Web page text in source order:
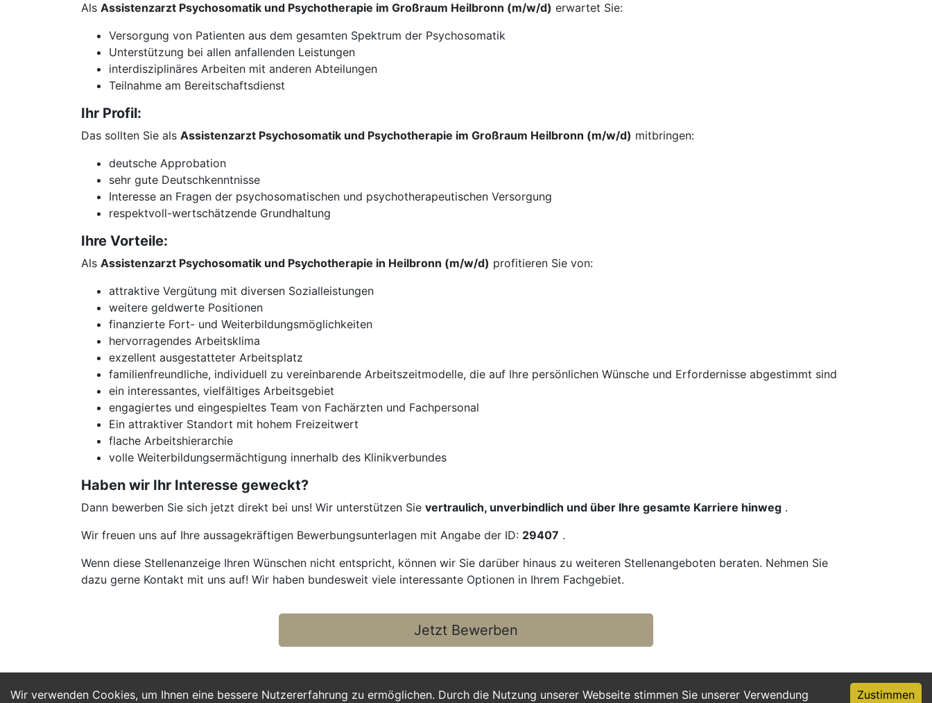
Wir verwenden Cookies, um Ihnen eine bessere Nutzererfahrung zu ermöglichen. Durch die Nutzung unserer Webseite stimmen Sie unserer Verwendung Zustimmen
Als Assistenzarzt Psychosomatik und Psychotherapie im Großraum Heilbronn (m/w/d) erwartet Sie:
Versorgung von Patienten aus dem gesamten Spektrum der Psychosomatik
Unterstützung bei allen anfallenden Leistungen
interdisziplinäres Arbeiten mit anderen Abteilungen
Teilnahme am Bereitschaftsdienst
Ihr Profil:
Das sollten Sie als Assistenzarzt Psychosomatik und Psychotherapie im Großraum Heilbronn (m/w/d) mitbringen:
deutsche Approbation
sehr gute Deutschkenntnisse
Interesse an Fragen der psychosomatischen und psychotherapeutischen Versorgung
respektvoll-wertschätzende Grundhaltung
Ihre Vorteile:
Als Assistenzarzt Psychosomatik und Psychotherapie in Heilbronn (m/w/d) profitieren Sie von:
attraktive Vergütung mit diversen Sozialleistungen
weitere geldwerte Positionen
finanzierte Fort- und Weiterbildungsmöglichkeiten
hervorragendes Arbeitsklima
exzellent ausgestatteter Arbeitsplatz
familienfreundliche, individuell zu vereinbarende Arbeitszeitmodelle, die auf Ihre persönlichen Wünsche und Erfordernisse abgestimmt sind
ein interessantes, vielfältiges Arbeitsgebiet
engagiertes und eingespieltes Team von Fachärzten und Fachpersonal
Ein attraktiver Standort mit hohem Freizeitwert
flache Arbeitshierarchie
volle Weiterbildungsermächtigung innerhalb des Klinikverbundes
Haben wir Ihr Interesse geweckt?
Dann bewerben Sie sich jetzt direkt bei uns! Wir unterstützen Sie vertraulich, unverbindlich und über Ihre gesamte Karriere hinweg .
Wir freuen uns auf Ihre aussagekräftigen Bewerbungsunterlagen mit Angabe der ID: 29407 .
Wenn diese Stellenanzeige Ihren Wünschen nicht entspricht, können wir Sie darüber hinaus zu weiteren Stellenangeboten beraten. Nehmen Sie
dazu gerne Kontakt mit uns auf! Wir haben bundesweit viele interessante Optionen in Ihrem Fachgebiet.
Jetzt Bewerben